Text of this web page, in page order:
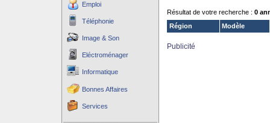
Emploi
Téléphonie
Image & Son
Eléctroménager
Informatique
Bonnes Affaires
Services
Résultat de votre recherche : 0
Région
Modèle
Publicité